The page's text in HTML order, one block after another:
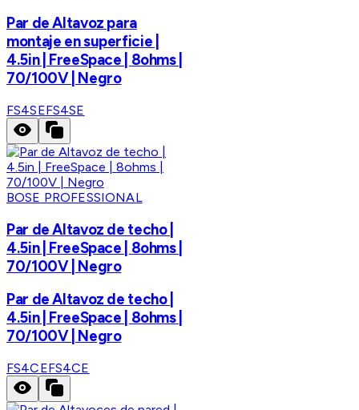
Par de Altavoz para
montaje en superficie |
4.5in | FreeSpace | 8ohms |
70/100V | Negro
FS4SEFS4SE
BOSE PROFESSIONAL
Par de Altavoz de techo |
4.5in | FreeSpace | 8ohms |
70/100V | Negro
Par de Altavoz de techo |
4.5in | FreeSpace | 8ohms |
70/100V | Negro
FS4CEFS4CE